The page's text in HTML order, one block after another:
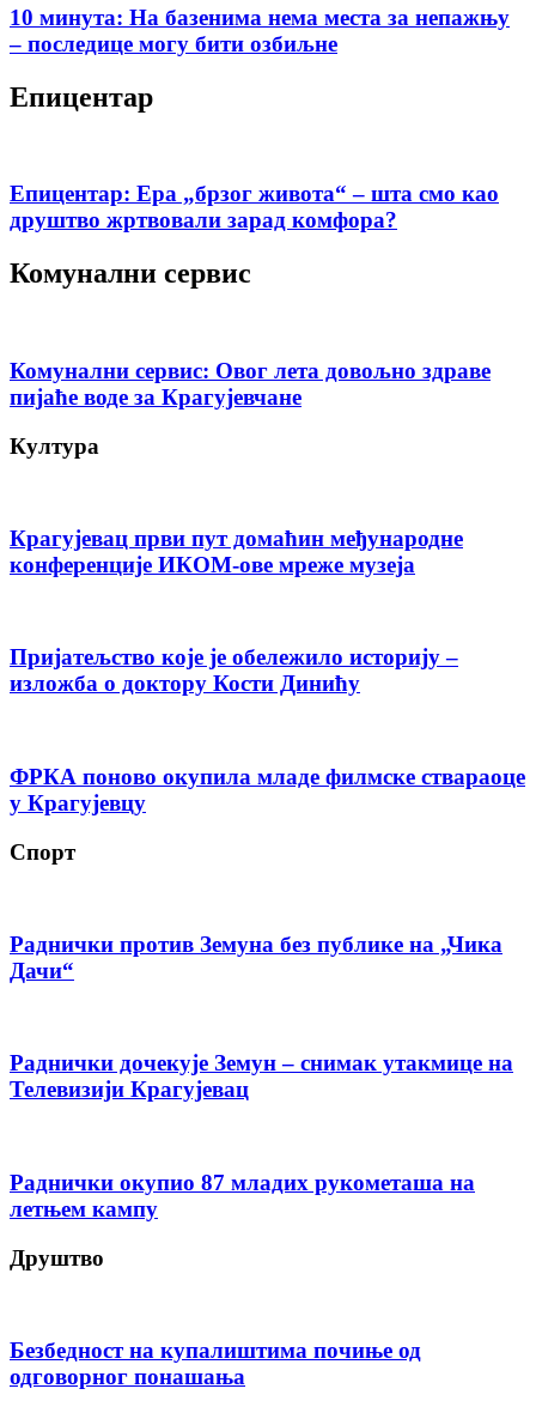
10 минута: На базенима нема места за непажњу
– последице могу бити озбиљне
Епицентар
Епицентар: Ера „брзог живота“ – шта смо као
друштво жртвовали зарад комфора?
Комунални сервис
Комунални сервис: Овог лета довољно здраве
пијаће воде за Крагујевчане
Култура
Крагујевац први пут домаћин међународне
конференције ИКОМ-ове мреже музеја
Пријатељство које је обележило историју –
изложба о доктору Кости Динићу
ФРКА поново окупила младе филмске ствараоце
у Крагујевцу
Спорт
Раднички против Земуна без публике на „Чика
Дачи“
Раднички дочекује Земун – снимак утакмице на
Телевизији Крагујевац
Раднички окупио 87 младих рукометаша на
летњем кампу
Друштво
Безбедност на купалиштима почиње од
одговорног понашања